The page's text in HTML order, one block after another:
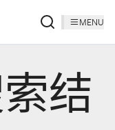
MENU
结